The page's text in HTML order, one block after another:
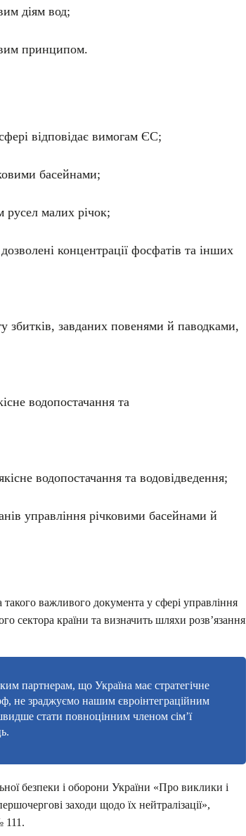
діям вод;
принципом.
відповідає вимогам ЄС;
басейнами;
малих річок;
концентрації фосфатів та інших
збитків, завданих повенями й паводками,
водопостачання та
водопостачання та водовідведення;
управління річковими басейнами й
важливого документа у сфері управління
сектора країни та визначить шляхи розв’язання
партнерам, що Україна має стратегічне
не зраджуємо нашим євроінтеграційним
стати повноцінним членом сім’ї
безпеки і оборони України «Про виклики і
заходи щодо їх нейтралізації»,
111.